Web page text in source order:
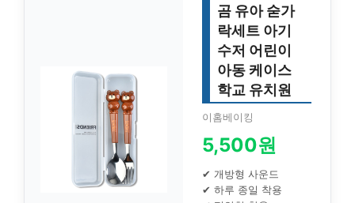
곰 유아 숟가
락세트 아기
수저 어린이
아동 케이스
학교 유치원
이홈베이킹
5,500원
✔ 개방형 사운드
✔ 하루 종일 착용